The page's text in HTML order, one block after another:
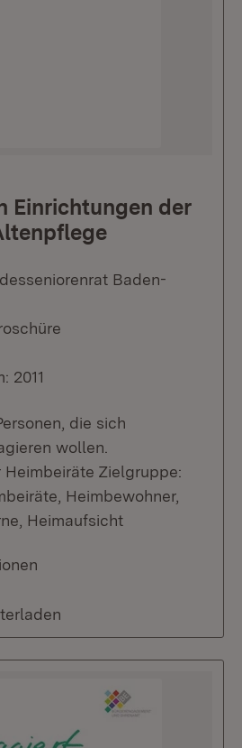
Einrichtungen der
Baden-
2011
die sich
wollen.
Zielgruppe:
Heimbewohner,
Heimaufsicht